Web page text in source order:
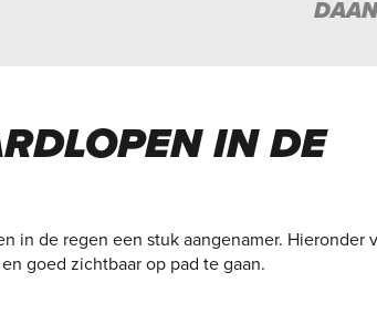
IN DE
in de regen een stuk aangenamer. Hieronder
goed zichtbaar op pad te gaan.